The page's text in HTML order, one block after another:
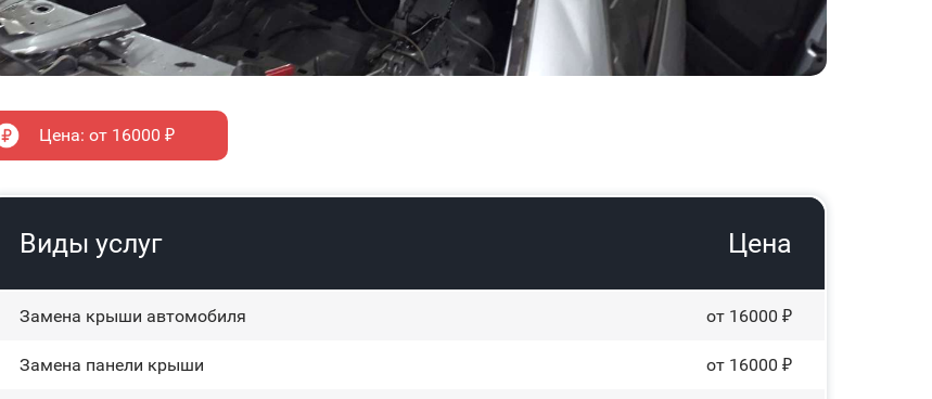
Цена: от 16000 ₽
Виды услуг Цена
Замена крыши автомобиля от 16000 ₽
Замена панели крыши от 16000 ₽